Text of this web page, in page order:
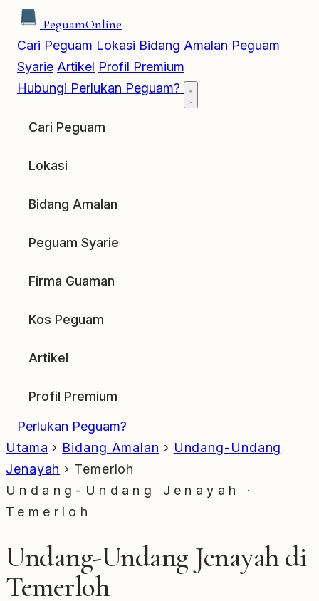
PeguamOnline
Cari Peguam Lokasi Bidang Amalan Peguam
Syarie Artikel Profil Premium
Hubungi Perlukan Peguam?
Cari Peguam
Lokasi
Bidang Amalan
Peguam Syarie
Firma Guaman
Kos Peguam
Artikel
Profil Premium
Perlukan Peguam?
Utama › Bidang Amalan › Undang-Undang
Jenayah › Temerloh
Undang-Undang Jenayah ·
Temerloh
Undang-Undang Jenayah di
Temerloh